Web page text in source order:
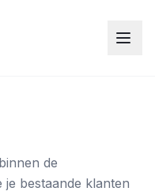
de
je bestaande klanten